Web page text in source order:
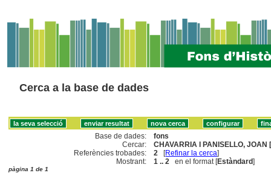
Cerca a la base de dades
Base de dades:
fons
Cercar:
CHAVARRIA I PANISELLO, JOAN
Referències trobades:
2 [Refinar la cerca]
Mostrant:
1 .. 2 en el format [Estàndard]
pàgina 1 de 1